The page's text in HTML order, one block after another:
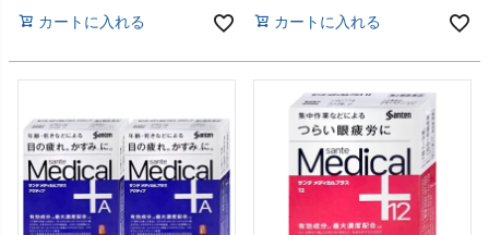
カートに入れる カートに入れる